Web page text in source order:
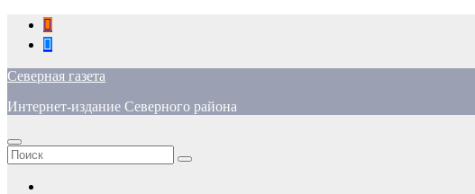
Перейти
содержимому
Северная газета
Интернет-издание Северного района